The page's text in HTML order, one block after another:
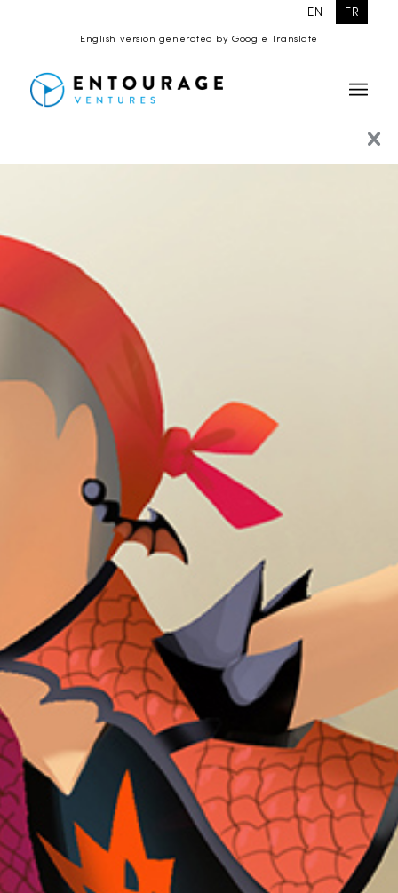
EN FR
English version generated by Google Translate